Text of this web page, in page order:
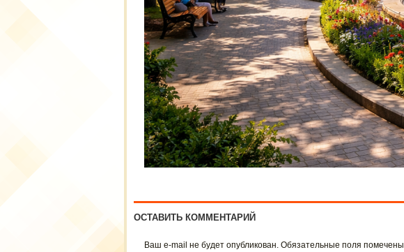
ОСТАВИТЬ КОММЕНТАРИЙ
Ваш e-mail не будет опубликован. Обязательные поля помечены